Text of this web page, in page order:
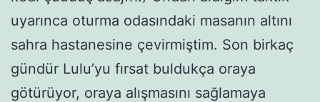
uyarınca oturma odasındaki masanın altını
sahra hastanesine çevirmiştim. Son birkaç
gündür Lulu’yu fırsat buldukça oraya
götürüyor, oraya alışmasını sağlamaya